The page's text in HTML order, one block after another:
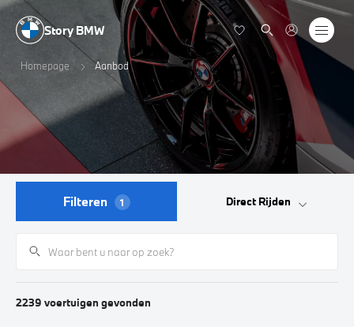
Story BMW
Homepage Aanbod
Filteren 1 Direct Rijden
2239 voertuigen gevonden